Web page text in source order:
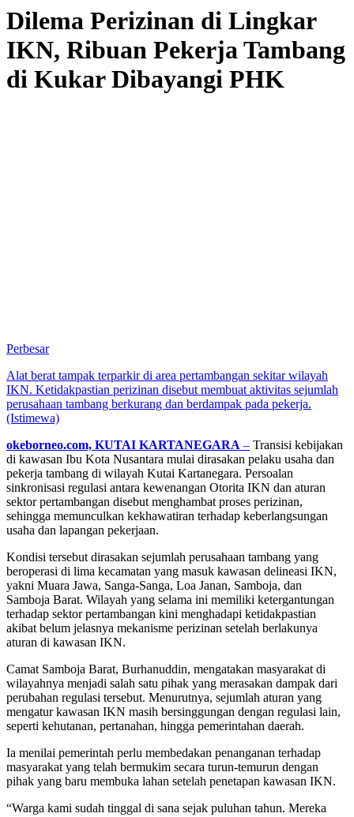
Dilema Perizinan di Lingkar
IKN, Ribuan Pekerja Tambang
di Kukar Dibayangi PHK
Perbesar
Alat berat tampak terparkir di area pertambangan sekitar wilayah
IKN. Ketidakpastian perizinan disebut membuat aktivitas sejumlah
perusahaan tambang berkurang dan berdampak pada pekerja.
(Istimewa)
okeborneo.com, KUTAI KARTANEGARA – Transisi kebijakan
di kawasan Ibu Kota Nusantara mulai dirasakan pelaku usaha dan
pekerja tambang di wilayah Kutai Kartanegara. Persoalan
sinkronisasi regulasi antara kewenangan Otorita IKN dan aturan
sektor pertambangan disebut menghambat proses perizinan,
sehingga memunculkan kekhawatiran terhadap keberlangsungan
usaha dan lapangan pekerjaan.
Kondisi tersebut dirasakan sejumlah perusahaan tambang yang
beroperasi di lima kecamatan yang masuk kawasan delineasi IKN,
yakni Muara Jawa, Sanga-Sanga, Loa Janan, Samboja, dan
Samboja Barat. Wilayah yang selama ini memiliki ketergantungan
terhadap sektor pertambangan kini menghadapi ketidakpastian
akibat belum jelasnya mekanisme perizinan setelah berlakunya
aturan di kawasan IKN.
Camat Samboja Barat, Burhanuddin, mengatakan masyarakat di
wilayahnya menjadi salah satu pihak yang merasakan dampak dari
perubahan regulasi tersebut. Menurutnya, sejumlah aturan yang
mengatur kawasan IKN masih bersinggungan dengan regulasi lain,
seperti kehutanan, pertanahan, hingga pemerintahan daerah.
Ia menilai pemerintah perlu membedakan penanganan terhadap
masyarakat yang telah bermukim secara turun-temurun dengan
pihak yang baru membuka lahan setelah penetapan kawasan IKN.
“Warga kami sudah tinggal di sana sejak puluhan tahun. Mereka